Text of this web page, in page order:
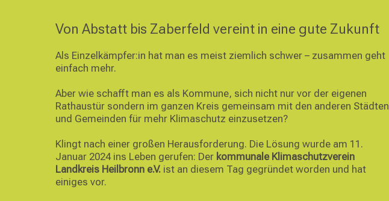
Von Abstatt bis Zaberfeld vereint in eine gute Zukunft
Als Einzelkämpfer:in hat man es meist ziemlich schwer – zusammen geht
einfach mehr.
Aber wie schafft man es als Kommune, sich nicht nur vor der eigenen
Rathaustür sondern im ganzen Kreis gemeinsam mit den anderen Städten
und Gemeinden für mehr Klimaschutz einzusetzen?
Klingt nach einer großen Herausforderung. Die Lösung wurde am 11.
Januar 2024 ins Leben gerufen: Der kommunale Klimaschutzverein
Landkreis Heilbronn e.V. ist an diesem Tag gegründet worden und hat
einiges vor.